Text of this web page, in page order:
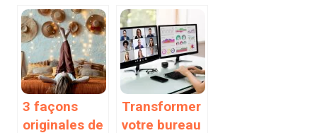
3 façons
originales de
Transformer
votre bureau